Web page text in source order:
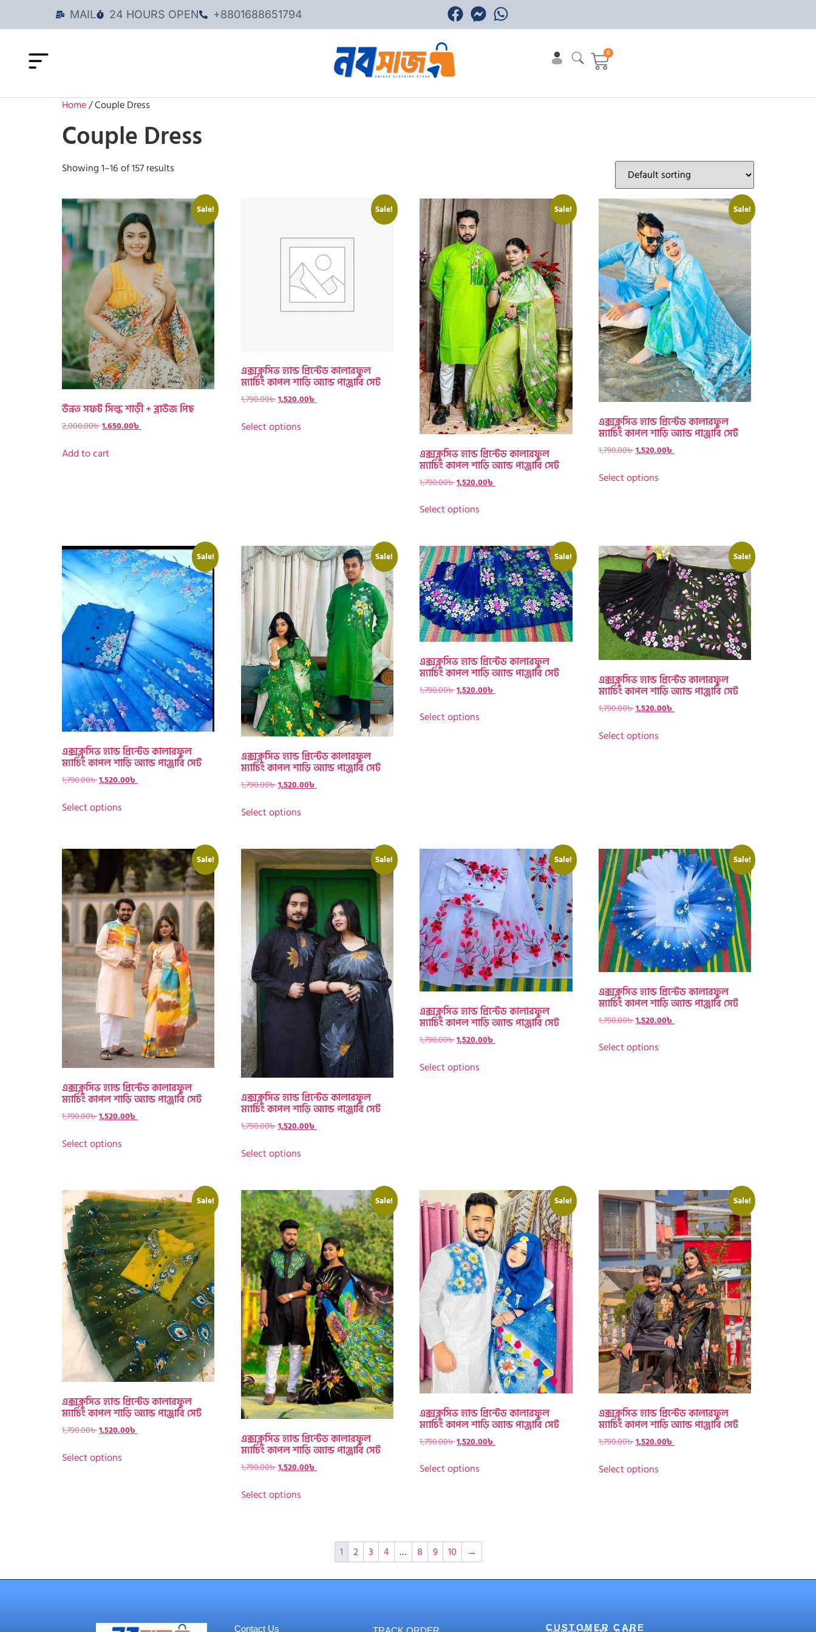
MAIL 24 HOURS OPEN +8801688651794
0
Home/ Couple Dress
Couple Dress
Showing 1–16 of 157 results
Sale!
উন্নত সফট সিল্ক শাড়ী + ব্লাউজ পিছ
2,000.00৳1,650.00৳
Add to cart
Sale!
এক্সক্লুসিভ হ্যান্ড প্রিন্টেড কালারফুল
ম্যাচিং কাপল শাড়ি অ্যান্ড পাঞ্জাবি সেট
1,790.00৳1,520.00৳
Select options
Sale!
এক্সক্লুসিভ হ্যান্ড প্রিন্টেড কালারফুল
ম্যাচিং কাপল শাড়ি অ্যান্ড পাঞ্জাবি সেট
1,790.00৳1,520.00৳
Select options
Sale!
এক্সক্লুসিভ হ্যান্ড প্রিন্টেড কালারফুল
ম্যাচিং কাপল শাড়ি অ্যান্ড পাঞ্জাবি সেট
1,790.00৳1,520.00৳
Select options
Sale!
এক্সক্লুসিভ হ্যান্ড প্রিন্টেড কালারফুল
ম্যাচিং কাপল শাড়ি অ্যান্ড পাঞ্জাবি সেট
1,790.00৳1,520.00৳
Select options
Sale!
এক্সক্লুসিভ হ্যান্ড প্রিন্টেড কালারফুল
ম্যাচিং কাপল শাড়ি অ্যান্ড পাঞ্জাবি সেট
1,790.00৳1,520.00৳
Select options
Sale!
এক্সক্লুসিভ হ্যান্ড প্রিন্টেড কালারফুল
ম্যাচিং কাপল শাড়ি অ্যান্ড পাঞ্জাবি সেট
1,790.00৳1,520.00৳
Select options
Sale!
এক্সক্লুসিভ হ্যান্ড প্রিন্টেড কালারফুল
ম্যাচিং কাপল শাড়ি অ্যান্ড পাঞ্জাবি সেট
1,790.00৳1,520.00৳
Select options
Sale!
এক্সক্লুসিভ হ্যান্ড প্রিন্টেড কালারফুল
ম্যাচিং কাপল শাড়ি অ্যান্ড পাঞ্জাবি সেট
1,790.00৳1,520.00৳
Select options
Sale!
এক্সক্লুসিভ হ্যান্ড প্রিন্টেড কালারফুল
ম্যাচিং কাপল শাড়ি অ্যান্ড পাঞ্জাবি সেট
1,790.00৳1,520.00৳
Select options
Sale!
এক্সক্লুসিভ হ্যান্ড প্রিন্টেড কালারফুল
ম্যাচিং কাপল শাড়ি অ্যান্ড পাঞ্জাবি সেট
1,790.00৳1,520.00৳
Select options
Sale!
এক্সক্লুসিভ হ্যান্ড প্রিন্টেড কালারফুল
ম্যাচিং কাপল শাড়ি অ্যান্ড পাঞ্জাবি সেট
1,790.00৳1,520.00৳
Select options
Sale!
এক্সক্লুসিভ হ্যান্ড প্রিন্টেড কালারফুল
ম্যাচিং কাপল শাড়ি অ্যান্ড পাঞ্জাবি সেট
1,790.00৳1,520.00৳
Select options
Sale!
এক্সক্লুসিভ হ্যান্ড প্রিন্টেড কালারফুল
ম্যাচিং কাপল শাড়ি অ্যান্ড পাঞ্জাবি সেট
1,790.00৳1,520.00৳
Select options
Sale!
এক্সক্লুসিভ হ্যান্ড প্রিন্টেড কালারফুল
ম্যাচিং কাপল শাড়ি অ্যান্ড পাঞ্জাবি সেট
1,790.00৳1,520.00৳
Select options
Sale!
এক্সক্লুসিভ হ্যান্ড প্রিন্টেড কালারফুল
ম্যাচিং কাপল শাড়ি অ্যান্ড পাঞ্জাবি সেট
1,790.00৳1,520.00৳
Select options
1 2 3 4 … 8 9 10 →
Contact Us CUSTOMER CARE